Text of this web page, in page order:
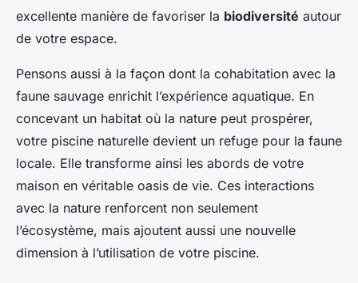
excellente manière de favoriser la biodiversité autour
de votre espace.
Pensons aussi à la façon dont la cohabitation avec la
faune sauvage enrichit l’expérience aquatique. En
concevant un habitat où la nature peut prospérer,
votre piscine naturelle devient un refuge pour la faune
locale. Elle transforme ainsi les abords de votre
maison en véritable oasis de vie. Ces interactions
avec la nature renforcent non seulement
l’écosystème, mais ajoutent aussi une nouvelle
dimension à l’utilisation de votre piscine.